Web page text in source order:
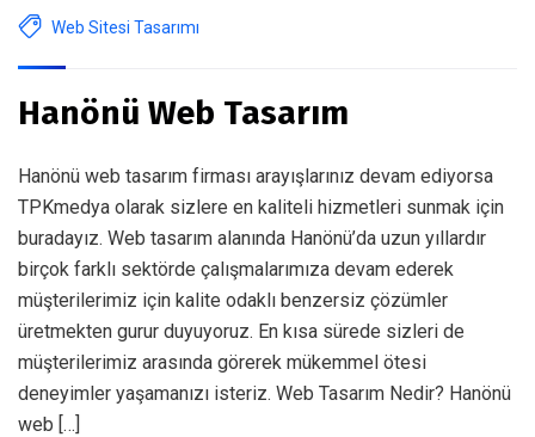
Web Sitesi Tasarımı
Hanönü Web Tasarım
Hanönü web tasarım firması arayışlarınız devam ediyorsa
TPKmedya olarak sizlere en kaliteli hizmetleri sunmak için
buradayız. Web tasarım alanında Hanönü’da uzun yıllardır
birçok farklı sektörde çalışmalarımıza devam ederek
müşterilerimiz için kalite odaklı benzersiz çözümler
üretmekten gurur duyuyoruz. En kısa sürede sizleri de
müşterilerimiz arasında görerek mükemmel ötesi
deneyimler yaşamanızı isteriz. Web Tasarım Nedir? Hanönü
web […]